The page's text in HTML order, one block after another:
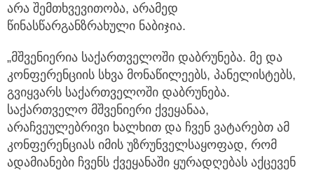
არა შემთხვევითობა, არამედ
წინასწარგანზრახული ნაბიჯია.
„მშვენიერია საქართველოში დაბრუნება. მე და
კონფერენციის სხვა მონაწილეებს, პანელისტებს,
გვიყვარს საქართველოში დაბრუნება.
საქართველო მშვენიერი ქვეყანაა,
არაჩვეულებრივი ხალხით და ჩვენ ვატარებთ ამ
კონფერენციას იმის უზრუნველსაყოფად, რომ
ადამიანები ჩვენს ქვეყანაში ყურადღებას აქცევენ